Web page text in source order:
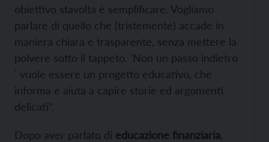
obiettivo stavolta è semplificare. Vogliamo
parlare di quello che (tristemente) accade in
maniera chiara e trasparente, senza mettere la
polvere sotto il tappeto. ˈNon un passo indietro
ˈ vuole essere un progetto educativo, che
informa e aiuta a capire storie ed argomenti
delicati”.
Dopo aver parlato di educazione finanziaria